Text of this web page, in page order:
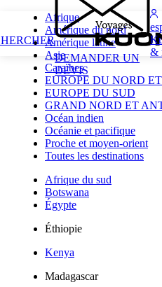
DEMANDER UN
DEVIS
&
Afrique
Amérique du nord
Amérique latine
Asie
Caraïbes
EUROPE DU NORD
EUROPE DU SUD
GRAND NORD ET
Océan indien
Océanie et pacifique
Proche et moyen-orient
Toutes les destinations
Afrique du sud
Botswana
Égypte
Éthiopie
Kenya
Madagascar